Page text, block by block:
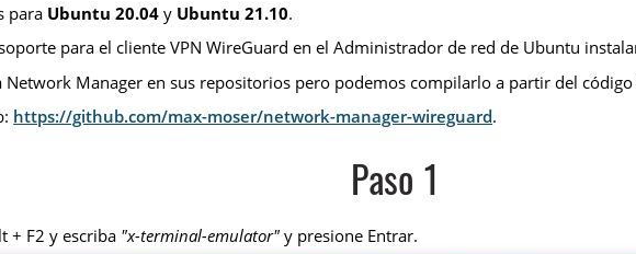
para Ubuntu 20.04 y Ubuntu 21.10.
para el cliente VPN WireGuard en el Administrador de red de Ubuntu
Manager en sus repositorios pero podemos compilarlo a partir del
https://github.com/max-moser/network-manager-wireguard.
Paso 1
+ F2 y escriba "x-terminal-emulator" y presione Entrar.